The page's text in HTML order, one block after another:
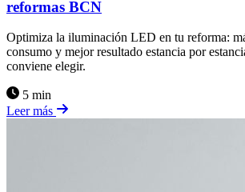
reformas BCN
Optimiza la iluminación LED en tu reforma:
consumo y mejor resultado estancia por
conviene elegir.
5 min
Leer más